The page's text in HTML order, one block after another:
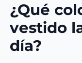
¿Qué
vestido
día?